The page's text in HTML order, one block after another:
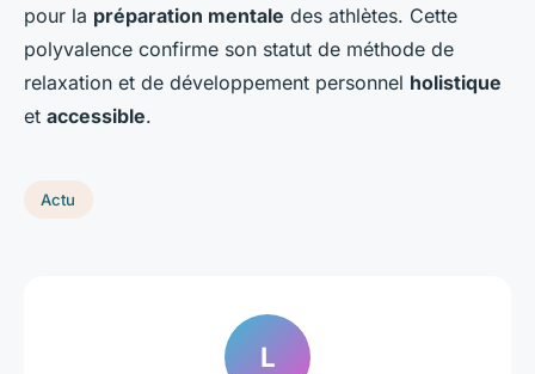
pour la préparation mentale des athlètes. Cette
polyvalence confirme son statut de méthode de
relaxation et de développement personnel holistique
et accessible.
Actu
L